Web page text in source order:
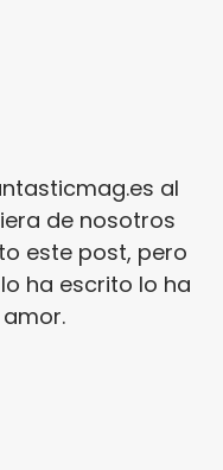
al
de nosotros
este post, pero
ha escrito lo ha